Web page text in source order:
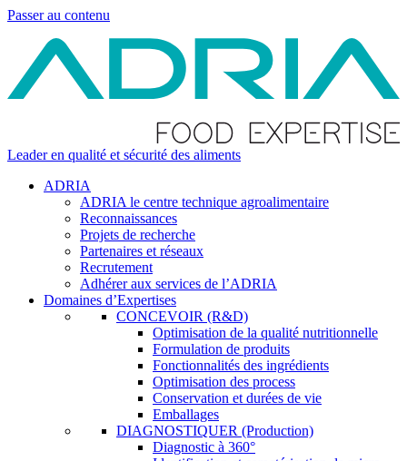
Passer au contenu
Leader en qualité et sécurité des aliments
ADRIA
ADRIA le centre technique agroalimentaire
Reconnaissances
Projets de recherche
Partenaires et réseaux
Recrutement
Adhérer aux services de l’ADRIA
Domaines d’Expertises
CONCEVOIR (R&D)
Optimisation de la qualité nutritionnelle
Formulation de produits
Fonctionnalités des ingrédients
Optimisation des process
Conservation et durées de vie
Emballages
DIAGNOSTIQUER (Production)
Diagnostic à 360°